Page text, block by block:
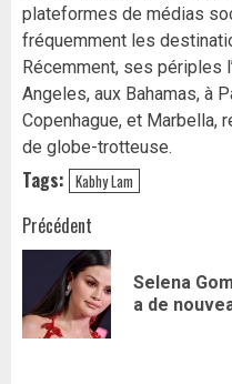
plateformes de médias
fréquemment les
Récemment, ses périples
Angeles, aux Bahamas, à
Copenhague, et Marbella,
de globe-trotteuse.
Tags: Kabhy Lam
Navigation
d’article
Précédent
Selena
a de